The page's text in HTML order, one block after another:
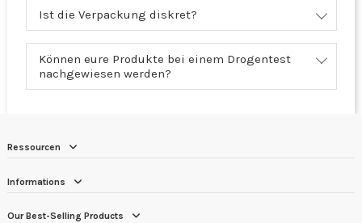
Ist die Verpackung diskret?
Können eure Produkte bei einem Drogentest
nachgewiesen werden?
Ressourcen
Informations
Our Best-Selling Products